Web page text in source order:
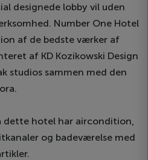
designede lobby vil uden
Number One Hotel
af de bedste værker af
af KD Kozikowski Design
studios sammen med den
dette hotel har aircondition,
og badeværelse med